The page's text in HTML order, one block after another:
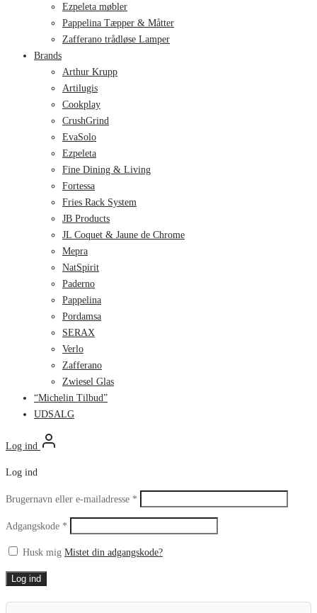
Ezpeleta møbler
Pappelina Tæpper & Måtter
Zafferano trådløse Lamper
Brands
Arthur Krupp
Artilugis
Cookplay
CrushGrind
EvaSolo
Ezpeleta
Fine Dining & Living
Fortessa
Fries Rack System
JB Products
JL Coquet & Jaune de Chrome
Mepra
NatSpirit
Paderno
Pappelina
Pordamsa
SERAX
Verlo
Zafferano
Zwiesel Glas
“Michelin Tilbud”
UDSALG
Log ind
Log ind
Brugernavn eller e-mailadresse *
Adgangskode *
Husk mig Mistet din adgangskode?
Log ind